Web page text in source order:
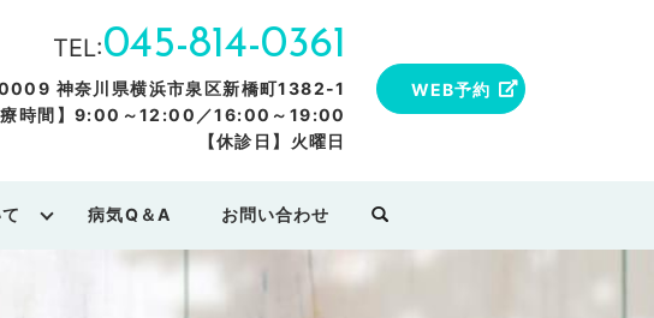
TEL:045-814-0361
神奈川県横浜市泉区新橋町1382-1
療時間】9:00～12:00／16:00～19:00
【休診日】火曜日
WEB予約
病気Q＆A お問い合わせ